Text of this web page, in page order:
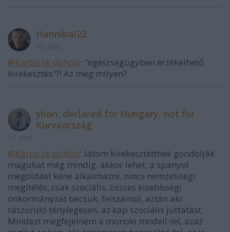
Hannibal22
@Kartal (a dühös): "egészségügyben érzékelhető
kirekesztés"?! Az meg milyen?
ylion, declared for Hungary, not for
Kurvaország
@Kartal (a dühös): látom kirekesztettnek gondolják
magukat még mindig. akkor lehet, a spanyol
megoldást kéne alkalmazni. nincs nemzetiségi
megítélés, csak szociális. összes kisebbségi
önkormányzat becsuk, felszámol, aztán aki
rászoruló ténylegesen, az kap szociális juttatást.
Mindezt megfejelném a monoki modell-lel, azaz